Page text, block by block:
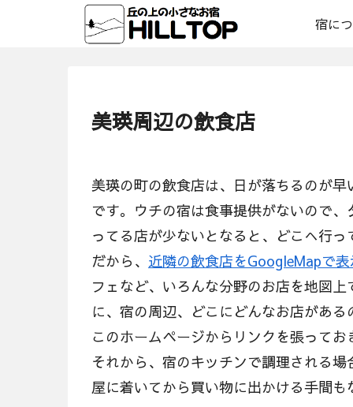
宿に
美瑛周辺の飲食店
美瑛の町の飲食店は、日が落ちるのが
です。ウチの宿は食事提供がないので
ってる店が少ないとなると、どこへ行っ
だから、 近隣の飲食店をGoogleMapで
フェなど、いろんな分野のお店を地図
に、宿の周辺、どこにどんなお店がある
このホームページからリンクを張ってお
それから、宿のキッチンで調理される
屋に着いてから買い物に出かける手間も